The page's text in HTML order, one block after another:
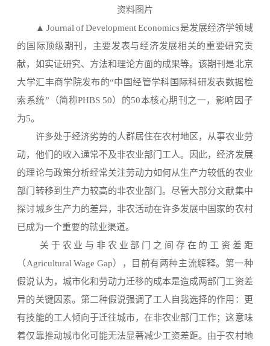
资料图片
▲ Journal of Development Economics是发展经济学领域
的国际顶级期刊，主要发表与经济发展相关的重要研究贡
献，如实证研究、方法和理论方面的成果等。该期刊是北京
大学汇丰商学院发布的“中国经管学科国际科研发表数据检
索系统”（简称PHBS 50）的50本核心期刊之一，影响因子
为5。
许多处于经济劣势的人群居住在农村地区，从事农业劳
动，他们的收入通常不及非农业部门工人。因此，经济发展
的理论与政策分析经常关注劳动力如何从生产力较低的农业
部门转移到生产力较高的非农业部门。尽管大部分文献集中
探讨城乡生产力的差异，非农活动在许多发展中国家的农村
已成为一个重要的就业渠道。
关于农业与非农业部门之间存在的工资差距
（Agricultural Wage Gap），目前有两种主流解释。第一种
假说认为，城市化和劳动力迁移的成本是造成两部门工资差
异的关键因素。第二种假说强调了工人自我选择的作用：更
有技能的工人倾向于迁往城市，在非农业部门工作；这意味
着仅靠推动城市化可能无法显著减少工资差距。由于农村地